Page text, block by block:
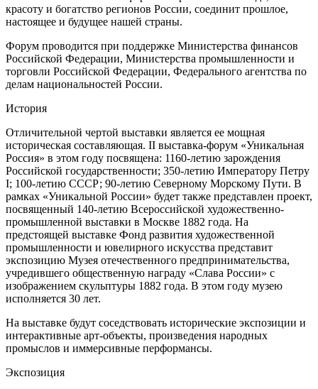
красоту и богатство регионов России, соединит прошлое,
настоящее и будущее нашей страны.
Форум проводится при поддержке Министерства финансов
Российской Федерации, Министерства промышленности и
торговли Российской Федерации, Федерального агентства по
делам национальностей России.
История
Отличительной чертой выставки является ее мощная
историческая составляющая. II выставка-форум «Уникальная
Россия» в этом году посвящена: 1160-летию зарождения
Российской государственности; 350-летию Императору Петру
I; 100-летию СССР; 90-летию Северному Морскому Пути. В
рамках «Уникальной России» будет также представлен проект,
посвященный 140-летию Всероссийской художественно-
промышленной выставки в Москве 1882 года. На
предстоящей выставке Фонд развития художественной
промышленности и ювелирного искусства представит
экспозицию Музея отечественного предпринимательства,
учредившего общественную награду «Слава России» с
изображением скульптуры 1882 года. В этом году музею
исполняется 30 лет.
На выставке будут соседствовать исторические экспозиции и
интерактивные арт-объекты, произведения народных
промыслов и иммерсивные перформансы.
Экспозиция